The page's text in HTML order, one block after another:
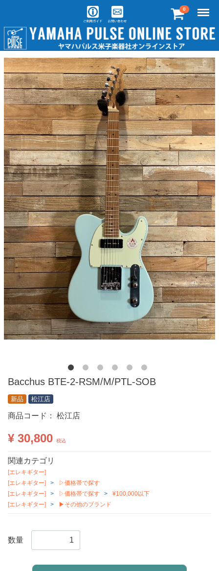
0 Menu
Bacchus BTE-2-RSM/M/PTL-SOB
新品 松江店
商品コード： 松江店
¥ 30,800 税込
関連カテゴリ
[エレキギター]
[エレキギター]
▷価格帯で探す
[エレキギター]
▷価格帯で探す
¥100,000以下
[エレキギター]
▶その他のブランド
数量